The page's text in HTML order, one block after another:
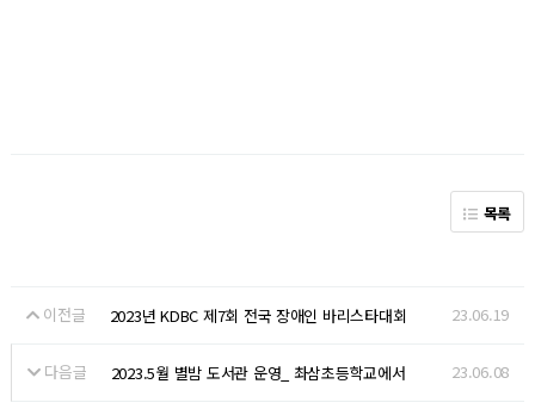
목록
이전글 2023년 KDBC 제7회 전국 장애인 바리스타대회 23.06.19
다음글 2023.5월 별밤 도서관 운영_ 촤삼초등학교에서 23.06.08